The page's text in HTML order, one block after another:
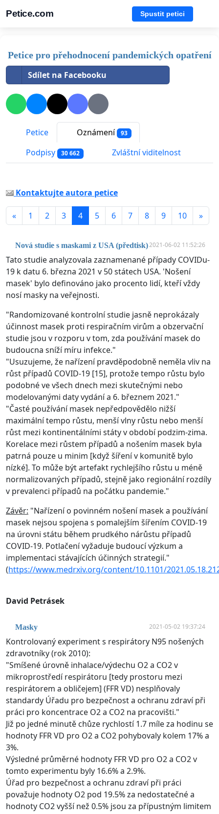
Petice.com Spustit petici
Petice pro přehodnocení pandemických opatření
Sdílet na Facebooku
Petice Oznámení 93
Podpisy 30 662 Zvláštní viditelnost
Kontaktujte autora petice
« 1 2 3 4 5 6 7 8 9 10 »
Nová studie s maskami z USA (předtisk)2021-06-02 11:52:26
Tato studie analyzovala zaznamenané případy COVIDu-
19 k datu 6. března 2021 v 50 státech USA. 'Nošení
masek' bylo definováno jako procento lidí, kteří vždy
nosí masky na veřejnosti.
"Randomizované kontrolní studie jasně neprokázaly
účinnost masek proti respiračním virům a obzervační
studie jsou v rozporu v tom, zda používání masek do
budoucna sníží míru infekce."
"Usuzujeme, že nařízení pravděpodobně neměla vliv na
růst případů COVID-19 [15], protože tempo růstu bylo
podobné ve všech dnech mezi skutečnými nebo
modelovanými daty vydání a 6. březnem 2021."
"Časté používání masek nepředpovědělo nižší
maximální tempo růstu, menší vlny růstu nebo menší
růst mezi kontinentálními státy v období podzim-zima.
Korelace mezi růstem případů a nošením masek byla
patrná pouze u minim [když šíření v komunitě bylo
nízké]. To může být artefakt rychlejšího růstu u méně
normalizovaných případů, stejně jako regionální rozdíly
v prevalenci případů na počátku pandemie."
Závěr: "Nařízení o povinném nošení masek a používání
masek nejsou spojena s pomalejším šířením COVID-19
na úrovni státu během prudkého nárůstu případů
COVID-19. Potlačení vyžaduje budoucí výzkum a
implementaci stávajících účinných strategií."
(https://www.medrxiv.org/content/10.1101/
David Petrásek
Masky 2021-05-02 19:37:24
Kontrolovaný experiment s respirátory N95 nošených
zdravotníky (rok 2010):
"Smíšené úrovně inhalace/výdechu O2 a CO2 v
mikroprostředí respirátoru [tedy prostoru mezi
respirátorem a obličejem] (FFR VD) nesplňovaly
standardy Úřadu pro bezpečnost a ochranu zdraví při
práci pro koncentrace O2 a CO2 na pracovišti."
Již po jedné minutě chůze rychlostí 1.7 míle za hodinu se
hodnoty FFR VD pro O2 a CO2 pohybovaly kolem 17% a
3%.
Výsledné průměrné hodnoty FFR VD pro O2 a CO2 v
tomto experimentu byly 16.6% a 2.9%.
Úřad pro bezpečnost a ochranu zdraví při práci
považuje hodnoty O2 pod 19.5% za nedostatečné a
hodnoty CO2 vyšší než 0.5% jsou za přípustným limitem